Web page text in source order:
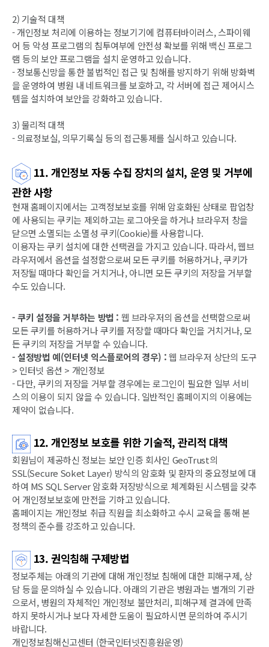
2) 기술적 대책
- 개인정보 처리에 이용하는 정보기기에 컴퓨터바이러스, 스파이웨
어 등 악성 프로그램의 침투여부에 안전성 확보를 위해 백신 프로그
램 등의 보안 프로그램을 설치 운영하고 있습니다.
- 정보통신망을 통한 불법적인 접근 및 침해를 방지하기 위해 방화벽
을 운영하여 병원 내 네트워크를 보호하고, 각 서버에 접근 제어시스
템을 설치하여 보안을 강화하고 있습니다.
3) 물리적 대책
- 의료정보실, 의무기록실 등의 접근통제를 실시하고 있습니다.
11. 개인정보 자동 수집 장치의 설치, 운영 및 거부에
관한 사항
현재 홈페이지에서는 고객정보보호를 위해 암호화된 상태로 팝업창
에 사용되는 쿠키는 제외하고는 로그아웃을 하거나 브라우저 창을
닫으면 소멸되는 소멸성 쿠키(Cookie)를 사용합니다.
이용자는 쿠키 설치에 대한 선택권을 가지고 있습니다. 따라서, 웹브
라우저에서 옵션을 설정함으로써 모든 쿠키를 허용하거나, 쿠키가
저장될 때마다 확인을 거치거나, 아니면 모든 쿠키의 저장을 거부할
수도 있습니다.
- 쿠키 설정을 거부하는 방법 : 웹 브라우저의 옵션을 선택함으로써
모든 쿠키를 허용하거나 쿠키를 저장할 때마다 확인을 거치거나, 모
든 쿠키의 저장을 거부할 수 있습니다.
- 설정방법 예(인터넷 익스플로어의 경우) :웹 브라우저 상단의 도구
> 인터넷 옵션 > 개인정보
- 다만, 쿠키의 저장을 거부할 경우에는 로그인이 필요한 일부 서비
스의 이용이 되지 않을 수 있습니다. 일반적인 홈페이지의 이용에는
제약이 없습니다.
12. 개인정보 보호를 위한 기술적, 관리적 대책
회원님이 제공하신 정보는 보안 인증 회사인 GeoTrust의
SSL(Secure Soket Layer) 방식의 암호화 및 환자의 중요정보에 대
하여 MS SQL Server 암호화 저장방식으로 체계화된 시스템을 갖추
어 개인정보보호에 만전을 기하고 있습니다.
홈페이지는 개인정보 취급 직원을 최소화하고 수시 교육을 통해 본
정책의 준수를 강조하고 있습니다.
13. 권익침해 구제방법
정보주체는 아래의 기관에 대해 개인정보 침해에 대한 피해구제, 상
담 등을 문의하실 수 있습니다. 아래의 기관은 병원과는 별개의 기관
으로서, 병원의 자체적인 개인정보 불만처리, 피해구제 결과에 만족
하지 못하시거나 보다 자세한 도움이 필요하시면 문의하여 주시기
바랍니다.
개인정보침해신고센터 (한국인터넷진흥원운영)